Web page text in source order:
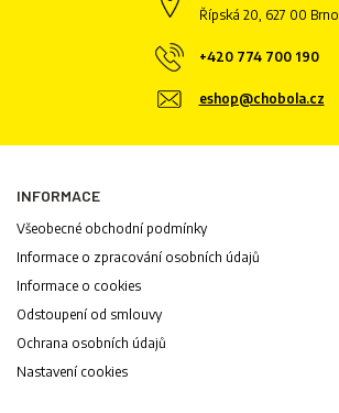
Řípská 20, 627 00 Brno
+420 774 700 190
eshop@chobola.cz
INFORMACE
Všeobecné obchodní podmínky
Informace o zpracování osobních údajů
Informace o cookies
Odstoupení od smlouvy
Ochrana osobních údajů
Nastavení cookies